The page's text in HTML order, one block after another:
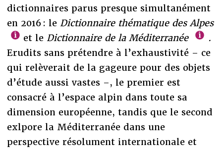
dictionnaires parus presque simultanément
en 2016 : le Dictionnaire thématique des Alpes
et le Dictionnaire de la Méditerranée
.
Erudits sans prétendre à l’exhaustivité – ce
qui relèverait de la gageure pour des objets
d’étude aussi vastes –, le premier est
consacré à l’espace alpin dans toute sa
dimension européenne, tandis que le second
exlpore la Méditerranée dans une
perspective résolument internationale et